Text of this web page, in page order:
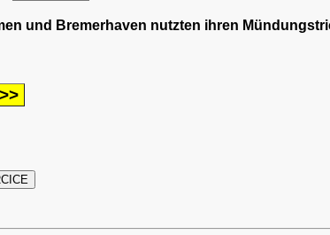
und Bremerhaven nutzten ihren